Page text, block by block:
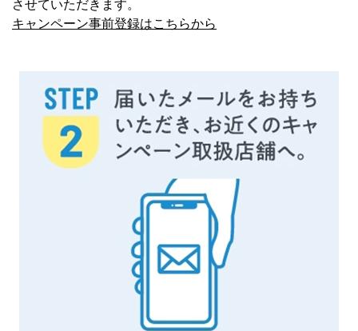
させていただきます。
キャンペーン事前登録はこちらから